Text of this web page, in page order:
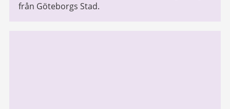
från Göteborgs Stad.